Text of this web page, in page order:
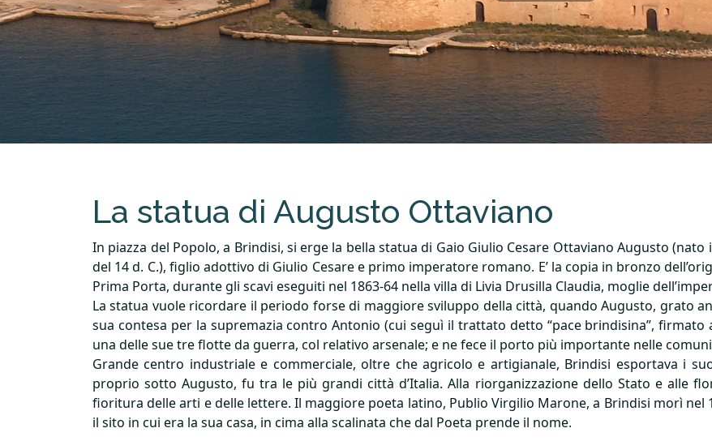
La statua di Augusto Ottaviano
In piazza del Popolo, a Brindisi, si erge la bella statua di Gaio Giulio Cesare Ottaviano Augusto
del 14 d. C.), figlio adottivo di Giulio Cesare e primo imperatore romano. E’ la copia in bronzo
Prima Porta, durante gli scavi eseguiti nel 1863-64 nella villa di Livia Drusilla Claudia, moglie
La statua vuole ricordare il periodo forse di maggiore sviluppo della città, quando Augusto, grato
sua contesa per la supremazia contro Antonio (cui seguì il trattato detto “pace brindisina”, firmato
una delle sue tre flotte da guerra, col relativo arsenale; e ne fece il porto più importante nelle
Grande centro industriale e commerciale, oltre che agricolo e artigianale, Brindisi esportava i
proprio sotto Augusto, fu tra le più grandi città d’Italia. Alla riorganizzazione dello Stato e alle
fioritura delle arti e delle lettere. Il maggiore poeta latino, Publio Virgilio Marone, a Brindisi morì nel
il sito in cui era la sua casa, in cima alla scalinata che dal Poeta prende il nome.